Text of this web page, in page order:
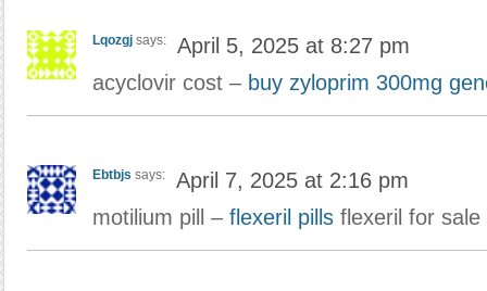
Lqozgj says:
April 5, 2025 at 8:27 pm
acyclovir cost – buy zyloprim 300mg
Ebtbjs says:
April 7, 2025 at 2:16 pm
motilium pill – flexeril pills flexeril for sale